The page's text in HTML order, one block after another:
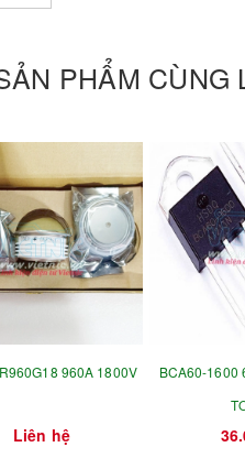
PHẨM CÙNG
960A 1800V
Liên hệ
BCA60-1600